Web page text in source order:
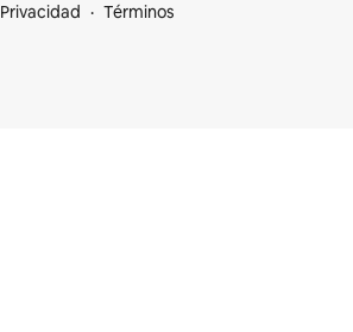
Privacidad
Términos